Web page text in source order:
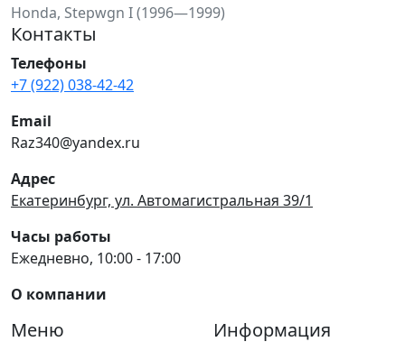
Honda, Stepwgn I (1996—1999)
Контакты
Телефоны
+7 (922) 038-42-42
Email
Raz340@yandex.ru
Адрес
Екатеринбург, ул. Автомагистральная 39/1
Часы работы
Ежедневно, 10:00 - 17:00
О компании
Меню Информация